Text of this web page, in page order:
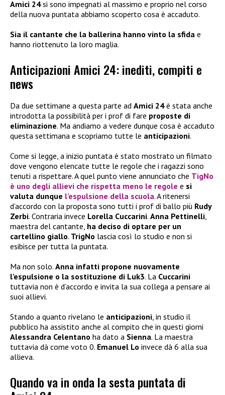
Amici 24si sono impegnati al massimo e proprio nel corso
della nuova puntata abbiamo scoperto cosa è accaduto.
Sia il cantante che la ballerina hanno vinto la sfida e
hanno riottenuto la loro maglia.
Anticipazioni Amici 24: inediti, compiti e
news
Da due settimane a questa parte ad Amici 24è stata anche
introdotta la possibilità per i prof di fare proposte di
eliminazione. Ma andiamo a vedere dunque cosa è accaduto
questa settimana e scopriamo tutte le anticipazioni.
Come si legge, a inizio puntata è stato mostrato un filmato
dove vengono elencate tutte le regole che i ragazzi sono
tenuti a rispettare. A quel punto viene annunciato che TigNo
è uno degli allievi che rispetta meno le regole e si
valuta dunque l’espulsione della scuola. A ritenersi
d’accordo con la proposta sono tutti i prof di ballo più Rudy
Zerbi. Contraria invece Lorella Cuccarini. Anna Pettinelli
maestra del cantante, ha deciso di optare per un
cartellino giallo. TrigNo lascia così lo studio e non si
esibisce per tutta la puntata.
Ma non solo. Anna infatti propone nuovamente
l’espulsione o la sostituzione di Luk3. La Cuccarini
tuttavia non è d’accordo e invita la sua collega a pensare ai
suoi allievi.
Stando a quanto rivelano le anticipazioni , in studio il
pubblico ha assistito anche al compito che in questi giorni
Alessandra Celentano ha dato a Sienna. La maestra
tuttavia dà come voto 0. Emanuel Lo invece dà 6 alla sua
allieva.
Quando va in onda la sesta puntata di